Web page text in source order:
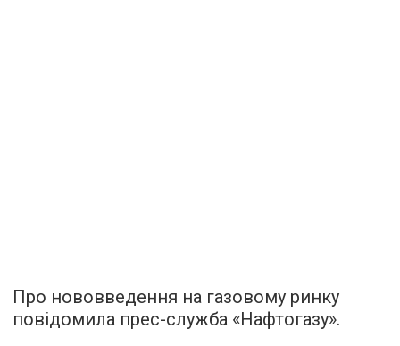
Про нововведення на газовому ринку
повідомила прес-служба «Нафтогазу».